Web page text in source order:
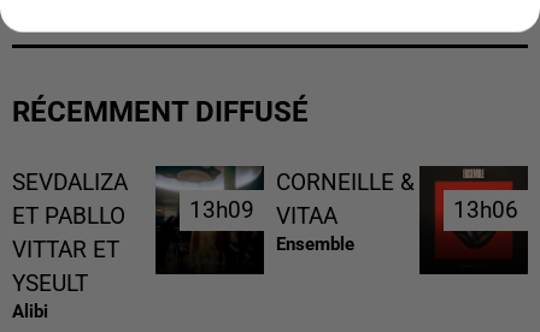
RÉCEMMENT DIFFUSÉ
SEVDALIZA
ET PABLLO
VITTAR ET
YSEULT
Alibi
13h09
13h09
CORNEILLE &
VITAA
Ensemble
13h06
13h06